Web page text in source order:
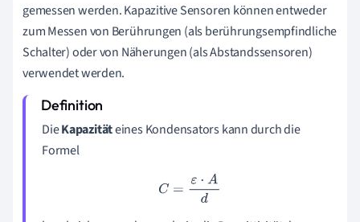
gemessen werden. Kapazitive Sensoren können entweder
zum Messen von Berührungen (als berührungsempfindliche
Schalter) oder von Näherungen (als Abstandssensoren)
verwendet werden.
DieKapazitäteines Kondensators kann durch die
Formel
C= ε⋅Ad